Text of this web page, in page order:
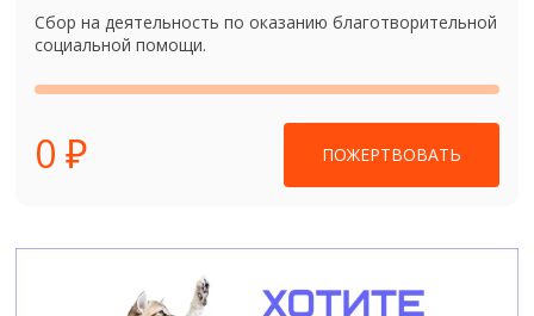
Сбор на деятельность по оказанию благотворительной
социальной помощи.
0 ₽ ПОЖЕРТВОВАТЬ